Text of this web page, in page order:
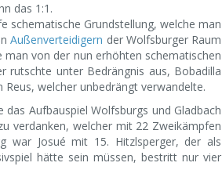
das 1:1.
schematische Grundstellung, welche man
Außenverteidigern der Wolfsburger Raum
von der nun erhöhten schematischen
rutschte unter Bedrängnis aus, Bobadilla
welcher unbedrängt verwandelte.
Aufbauspiel Wolfsburgs und Gladbach
verdanken, welcher mit 22 Zweikämpfen
war Josué mit 15. Hitzlsperger, der als
hätte sein müssen, bestritt nur vier